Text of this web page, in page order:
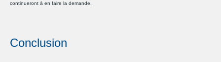
continueront à en faire la demande.
Conclusion